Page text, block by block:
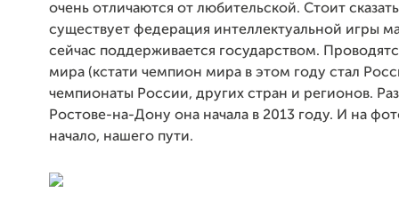
очень отличаются от любительской. Стоит
существует федерация интеллектуальной игры
сейчас поддерживается государством.
мира (кстати чемпион мира в этом году стал
чемпионаты России, других стран и регионов.
Ростове-на-Дону она начала в 2013 году. И на
начало, нашего пути.